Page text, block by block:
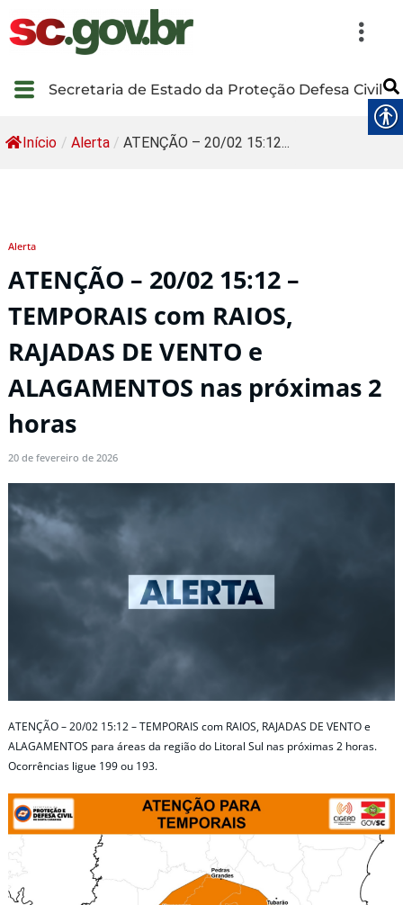
Secretaria de Estado da Proteção Defesa Civil
Início / Alerta / ATENÇÃO – 20/02 15:12...
Alerta
ATENÇÃO – 20/02 15:12 –
TEMPORAIS com RAIOS,
RAJADAS DE VENTO e
ALAGAMENTOS nas próximas 2
horas
20 de fevereiro de 2026
ATENÇÃO – 20/02 15:12 – TEMPORAIS com RAIOS, RAJADAS DE VENTO e
ALAGAMENTOS para áreas da região do Litoral Sul nas próximas 2 horas.
Ocorrências ligue 199 ou 193.